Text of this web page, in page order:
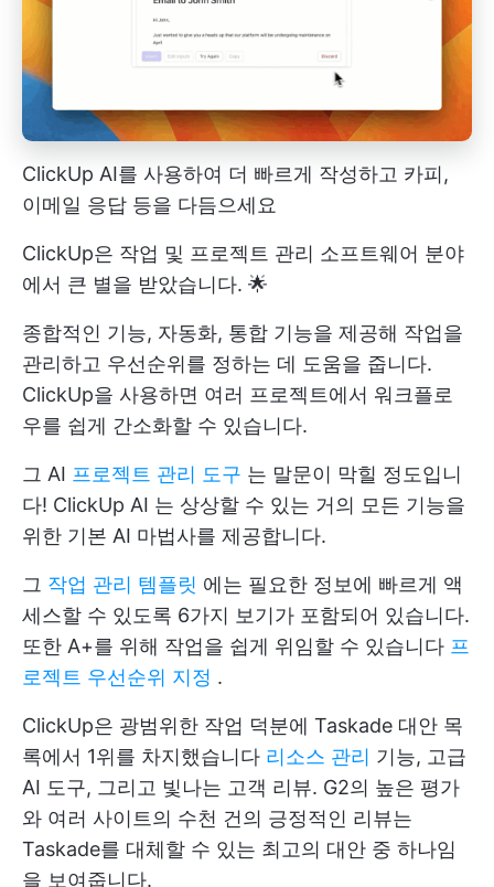
ClickUp AI를 사용하여 더 빠르게 작성하고 카피,
이메일 응답 등을 다듬으세요
ClickUp은 작업 및 프로젝트 관리 소프트웨어 분야
에서 큰 별을 받았습니다. 🌟
종합적인 기능, 자동화, 통합 기능을 제공해 작업을
관리하고 우선순위를 정하는 데 도움을 줍니다.
ClickUp을 사용하면 여러 프로젝트에서 워크플로
우를 쉽게 간소화할 수 있습니다.
그 AI 프로젝트 관리 도구 는 말문이 막힐 정도입니
다! ClickUp AI 는 상상할 수 있는 거의 모든 기능을
위한 기본 AI 마법사를 제공합니다.
그 작업 관리 템플릿 에는 필요한 정보에 빠르게 액
세스할 수 있도록 6가지 보기가 포함되어 있습니다.
또한 A+를 위해 작업을 쉽게 위임할 수 있습니다 프
로젝트 우선순위 지정 .
ClickUp은 광범위한 작업 덕분에 Taskade 대안 목
록에서 1위를 차지했습니다 리소스 관리 기능, 고급
AI 도구, 그리고 빛나는 고객 리뷰. G2의 높은 평가
와 여러 사이트의 수천 건의 긍정적인 리뷰는
Taskade를 대체할 수 있는 최고의 대안 중 하나임
을 보여줍니다.